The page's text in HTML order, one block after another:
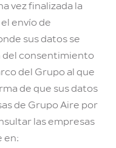
vez finalizada la
envío de
sus datos se
del consentimiento
del Grupo al que
de que sus datos
de Grupo Aire por
las empresas
en: